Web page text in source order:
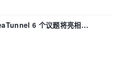
6 个议题将亮相
2026